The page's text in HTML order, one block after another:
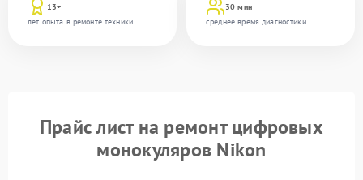
13+
лет опыта в ремонте техники
30 мин
среднее время диагностики
Прайс лист на ремонт цифровых
монокуляров Nikon